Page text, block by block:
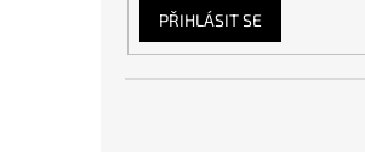
PŘIHLÁSIT SE